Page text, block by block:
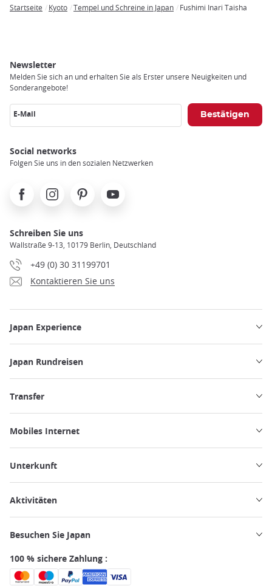
Startseite Kyoto Tempel und Schreine in Japan Fushimi Inari Taisha
Newsletter
Melden Sie sich an und erhalten Sie als Erster unsere Neuigkeiten und
Sonderangebote!
E-Mail
Social networks
Folgen Sie uns in den sozialen Netzwerken
FacebookInstagramPinterest Youtube
Schreiben Sie uns
Wallstraße 9-13, 10179 Berlin, Deutschland
+49 (0) 30 31199701
Kontaktieren Sie uns
Japan Experience
Japan Rundreisen
Transfer
Mobiles Internet
Unterkunft
Aktivitäten
Besuchen Sie Japan
100 % sichere Zahlung :